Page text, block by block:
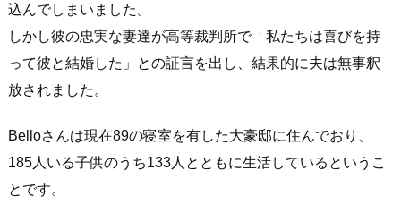
込んでしまいました。
しかし彼の忠実な妻達が高等裁判所で「私たちは喜びを持
って彼と結婚した」との証言を出し、結果的に夫は無事釈
放されました。
Belloさんは現在89の寝室を有した大豪邸に住んでおり、
185人いる子供のうち133人とともに生活しているというこ
とです。